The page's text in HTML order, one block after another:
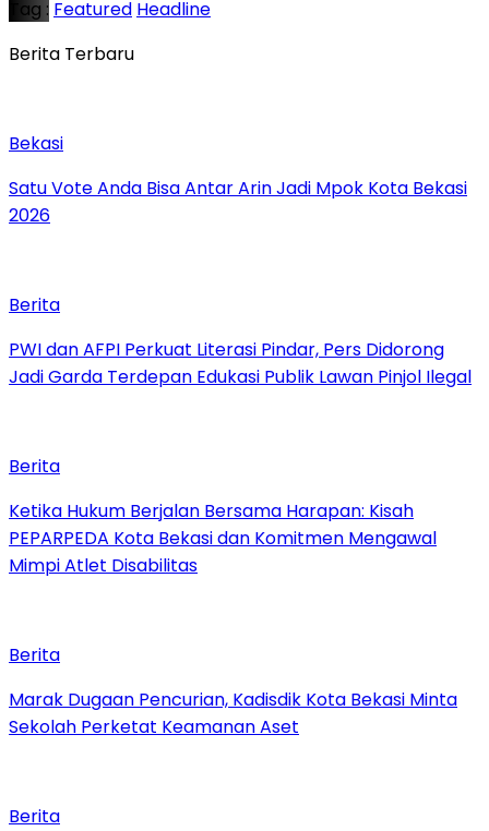
Tag : Featured Headline
Berita Terbaru
Bekasi
Satu Vote Anda Bisa Antar Arin Jadi Mpok Kota Bekasi
2026
Berita
PWI dan AFPI Perkuat Literasi Pindar, Pers Didorong
Jadi Garda Terdepan Edukasi Publik Lawan Pinjol Ilegal
Berita
Ketika Hukum Berjalan Bersama Harapan: Kisah
PEPARPEDA Kota Bekasi dan Komitmen Mengawal
Mimpi Atlet Disabilitas
Berita
‎Marak Dugaan Pencurian, Kadisdik Kota Bekasi Minta
Sekolah Perketat Keamanan Aset
Berita